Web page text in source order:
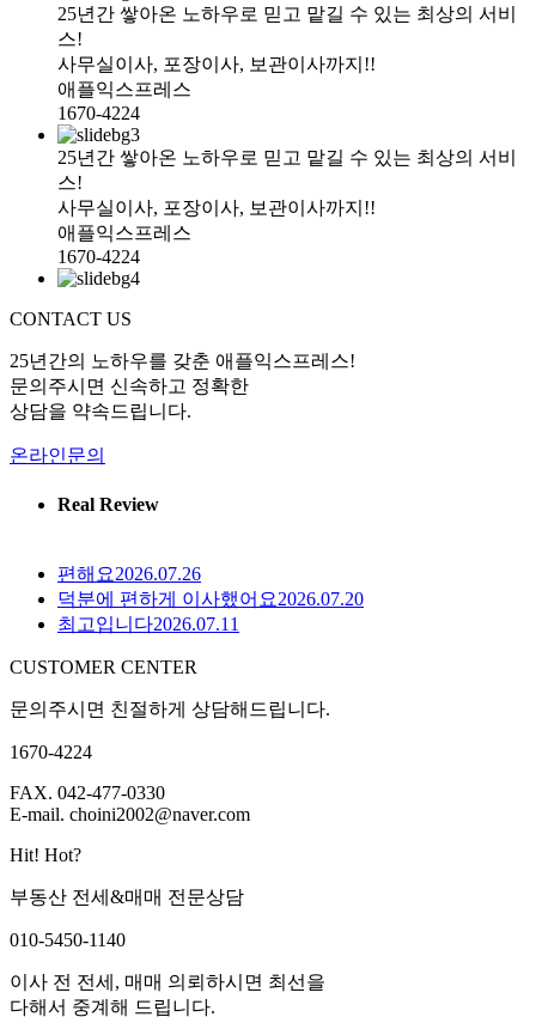
25년간 쌓아온 노하우로 믿고 맡길 수 있는 최상의 서비
스!
사무실이사, 포장이사, 보관이사까지!!
애플익스프레스
1670-4224
25년간 쌓아온 노하우로 믿고 맡길 수 있는 최상의 서비
스!
사무실이사, 포장이사, 보관이사까지!!
애플익스프레스
1670-4224
CONTACT US
25년간의 노하우를 갖춘 애플익스프레스!
문의주시면 신속하고 정확한
상담을 약속드립니다.
온라인문의
Real Review
편해요2026.07.26
덕분에 편하게 이사했어요2026.07.20
최고입니다2026.07.11
CUSTOMER CENTER
문의주시면 친절하게 상담해드립니다.
1670-4224
FAX. 042-477-0330
E-mail. choini2002@naver.com
Hit! Hot?
부동산 전세&매매 전문상담
010-5450-1140
이사 전 전세, 매매 의뢰하시면 최선을
다해서 중계해 드립니다.